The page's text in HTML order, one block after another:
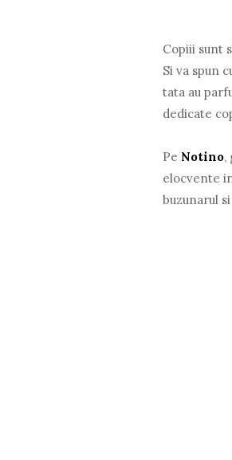
Copiii sunt
Si va spun
tata au
dedicate
Pe Notino,
elocvente
buzunarul